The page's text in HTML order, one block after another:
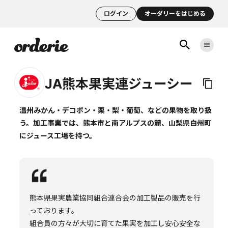
ログイン オーダリーをはじめる
JA熊本果実連ジューシー
温州みかん・デコポン・栗・梨・葡萄、などの果物を取り扱
う。加工事業では、熊本市と南アルプスの麓、山梨県白州町
にジュース工場を持つ。
熊本県果実農業協同組合連合会の加工製品の販売を行
っております。
組合員の方々が大切に育てた果実を加工し安心安全な